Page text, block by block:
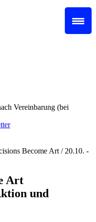
Vereinbarung (bei
Become Art / 20.10. -
Art
und